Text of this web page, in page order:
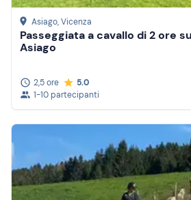
Asiago, Vicenza
Passeggiata a cavallo di 2 ore
Asiago
2,5 ore
5.0
1-10 partecipanti